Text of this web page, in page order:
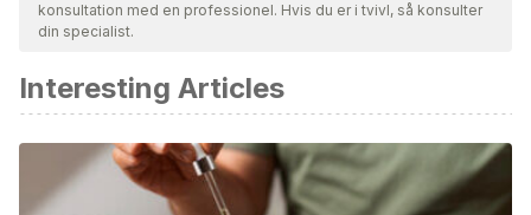
Bibliografien i denne artikel blev betragtet som pålidelig og af
Servicio de medicina física y rehabilitación. Higiene
postural de columna. Hospital Universitari General de
Catalunya. [En línea] Disponible
en:http://www.hgc.es/es/pacientes-visitantes/consejos-
konsultation med en professionel. Hvis du er i tvivl, så konsulter
din specialist.
Interesting Articles